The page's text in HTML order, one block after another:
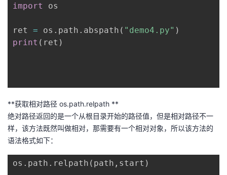
import os
ret = os . path . abspath ( "demo4.py" )
print ( ret )
**获取相对路径 os.path.relpath **
绝对路径返回的是一个从根目录开始的路径值，但是相对路径不一
样，该方法既然叫做相对，那需要有一个相对对象，所以该方法的
语法格式如下：
os . path . relpath ( path , start )